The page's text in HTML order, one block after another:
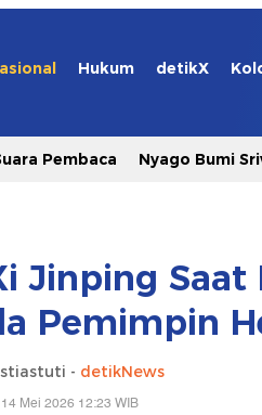
Hukum detikX
Pembaca Nyago Bumi
Jinping Saat
Pemimpin
- detikNews
Mei 2026 12:23 WIB